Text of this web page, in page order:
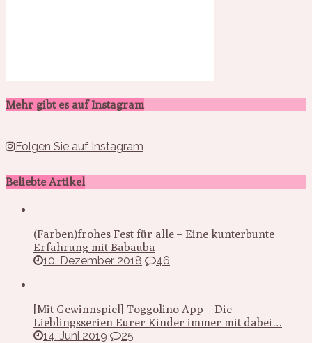
Mehr gibt es auf Instagram
Folgen Sie auf Instagram
Beliebte Artikel
(Farben)frohes Fest für alle – Eine kunterbunte
Erfahrung mit Babauba
10. Dezember 2018
46
[Mit Gewinnspiel] Toggolino App – Die
Lieblingsserien Eurer Kinder immer mit dabei…
14. Juni 2019
25